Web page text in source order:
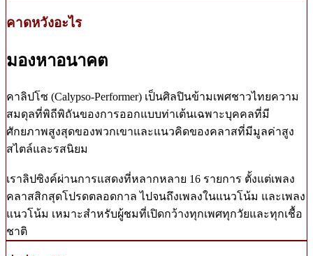
คาดหวังอะไร
มองหาอนาคต
คาลิปโซ (Calypso-Performer) เป็นศิลปินข้ามเพศชาวไทยความ
สมดุลที่พิถีพิถันของการออกแบบท่าเต้นเฉพาะบุคคลที่มี
ศักยภาพสูงสุดของพวกเขาและแนวคิดของคลาสที่มีมูลค่าสูง
สไตล์และรสนิยม
เราลิปซิงค์ผ่านการแสดงที่หลากหลาย 16 รายการ ตั้งแต่เพลง
คลาสสิกสุดโปรดตลอดกาล ไปจนถึงเพลงในแนวโน้ม และเพลง
แนวโน้ม เหมาะสำหรับผู้ชมที่เปิดกว้างทุกเพศทุกวัยและทุกเชื้อ
ชาติ